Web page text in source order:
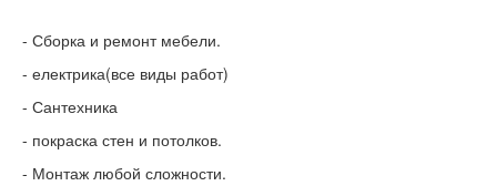
- Сборка и ремонт мебели.
- електрика(все виды работ)
- Сантехника
- покраска стен и потолков.
- Монтаж любой сложности.